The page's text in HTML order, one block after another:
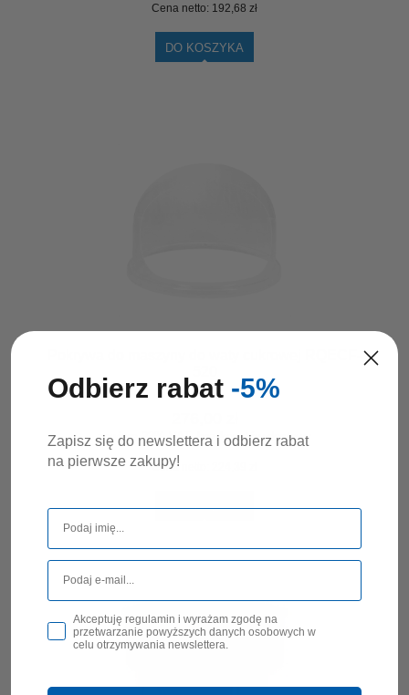
Cena netto: 192,68 zł
DO KOSZYKA
zawiera 23% VAT, bez kosztów dostawy
Cena netto:
DO KOSZYKA
Odbierz rabat -5%
Zapisz się do newslettera i odbierz rabat
na pierwsze zakupy!
Akceptuję regulamin i wyrażam zgodę na
przetwarzanie powyższych danych osobowych w
celu otrzymywania newslettera.